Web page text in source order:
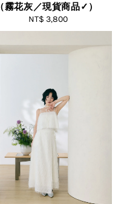
（霧花灰／現貨商品✓）
Regular
price
NT$ 3,800